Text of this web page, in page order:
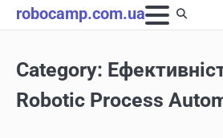
Skip
to
robocamp.com.ua
Category:
Robotic Process